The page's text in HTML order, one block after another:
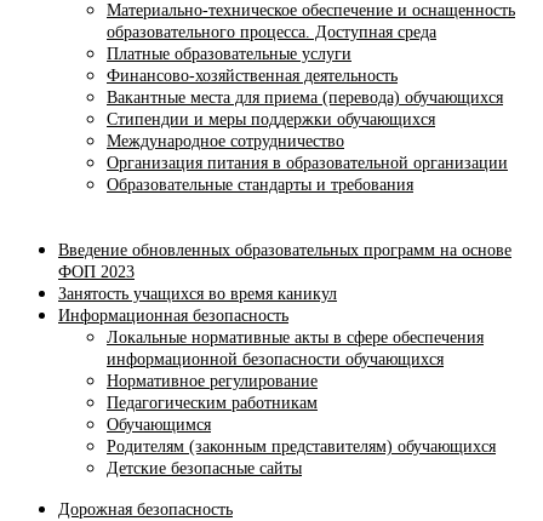
Материально-техническое обеспечение и оснащенность
образовательного процесса. Доступная среда
Платные образовательные услуги
Финансово-хозяйственная деятельность
Вакантные места для приема (перевода) обучающихся
Стипендии и меры поддержки обучающихся
Международное сотрудничество
Организация питания в образовательной организации
Образовательные стандарты и требования
Введение обновленных образовательных программ на основе
ФОП 2023
Занятость учащихся во время каникул
Информационная безопасность
Локальные нормативные акты в сфере обеспечения
информационной безопасности обучающихся
Нормативное регулирование
Педагогическим работникам
Обучающимся
Родителям (законным представителям) обучающихся
Детские безопасные сайты
Дорожная безопасность